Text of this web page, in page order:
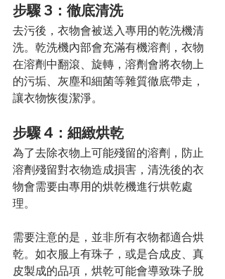
步驟 3：徹底清洗
去污後，衣物會被送入專用的乾洗機清
洗。乾洗機內部會充滿有機溶劑，衣物
在溶劑中翻滾、旋轉，溶劑會將衣物上
的污垢、灰塵和細菌等雜質徹底帶走，
讓衣物恢復潔淨。
步驟 4：細緻烘乾
為了去除衣物上可能殘留的溶劑，防止
溶劑殘留對衣物造成損害，清洗後的衣
物會需要由專用的烘乾機進行烘乾處
理。
需要注意的是，並非所有衣物都適合烘
乾。如衣服上有珠子，或是合成皮、真
皮製成的品項，烘乾可能會導致珠子脫